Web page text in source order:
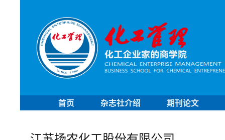
首页 杂志社介绍 期刊论文